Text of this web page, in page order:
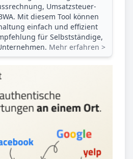
Umsatzsteuer­
Mit diesem Tool können
einfach und effizient
für Selbstständige,
Mehr erfahren >